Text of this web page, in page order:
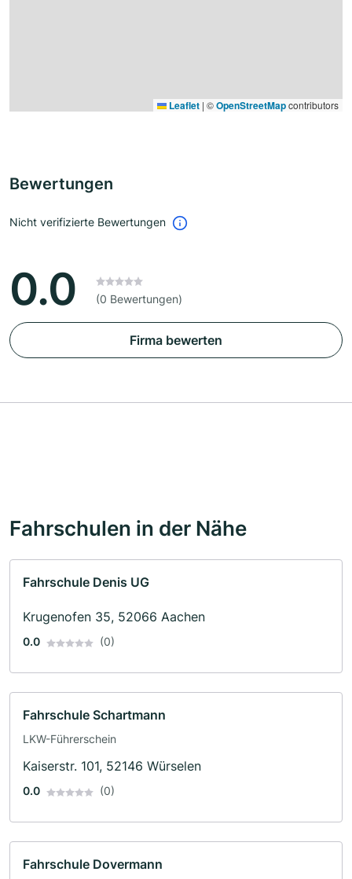
Leaflet | ©OpenStreetMapcontributors
Bewertungen
Nicht verifizierte Bewertungen
0.0 (0 Bewertungen)
Firma bewerten
Fahrschulen in der Nähe
Fahrschule Denis UG
Krugenofen 35, 52066 Aachen
0.0 (0)
Fahrschule Schartmann
LKW-Führerschein
Kaiserstr. 101, 52146 Würselen
0.0 (0)
Fahrschule Dovermann